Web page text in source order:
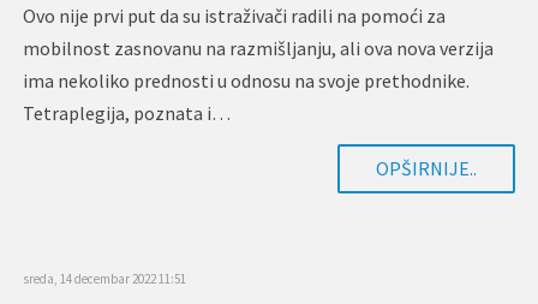
Ovo nije prvi put da su istraživači radili na pomoći za
mobilnost zasnovanu na razmišljanju, ali ova nova verzija
ima nekoliko prednosti u odnosu na svoje prethodnike.
Tetraplegija, poznata i…
OPŠIRNIJE..
sreda, 14 decembar 2022 11:51